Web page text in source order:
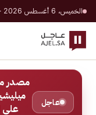
الخميس، 6 أغسطس 2026 · 23 صفر 1448 هـ
عاجل
مصدر
على